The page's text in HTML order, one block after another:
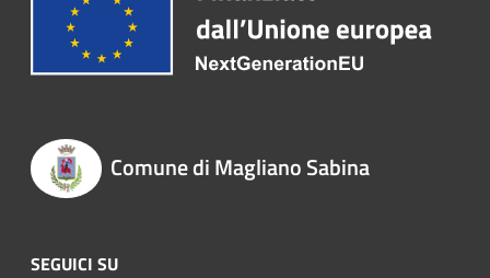
Comune di Magliano Sabina
SEGUICI SU